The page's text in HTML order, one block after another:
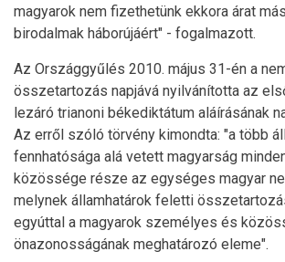
magyarok nem fizethetünk ekkora árat
birodalmak háborújáért" - fogalmazott.
Az Országgyűlés 2010. május 31-én a
összetartozás napjává nyilvánította az
lezáró trianoni békediktátum aláírásának
Az erről szóló törvény kimondta: "a több
fennhatósága alá vetett magyarság
közössége része az egységes magyar
melynek államhatárok feletti
egyúttal a magyarok személyes és
önazonosságának meghatározó eleme".